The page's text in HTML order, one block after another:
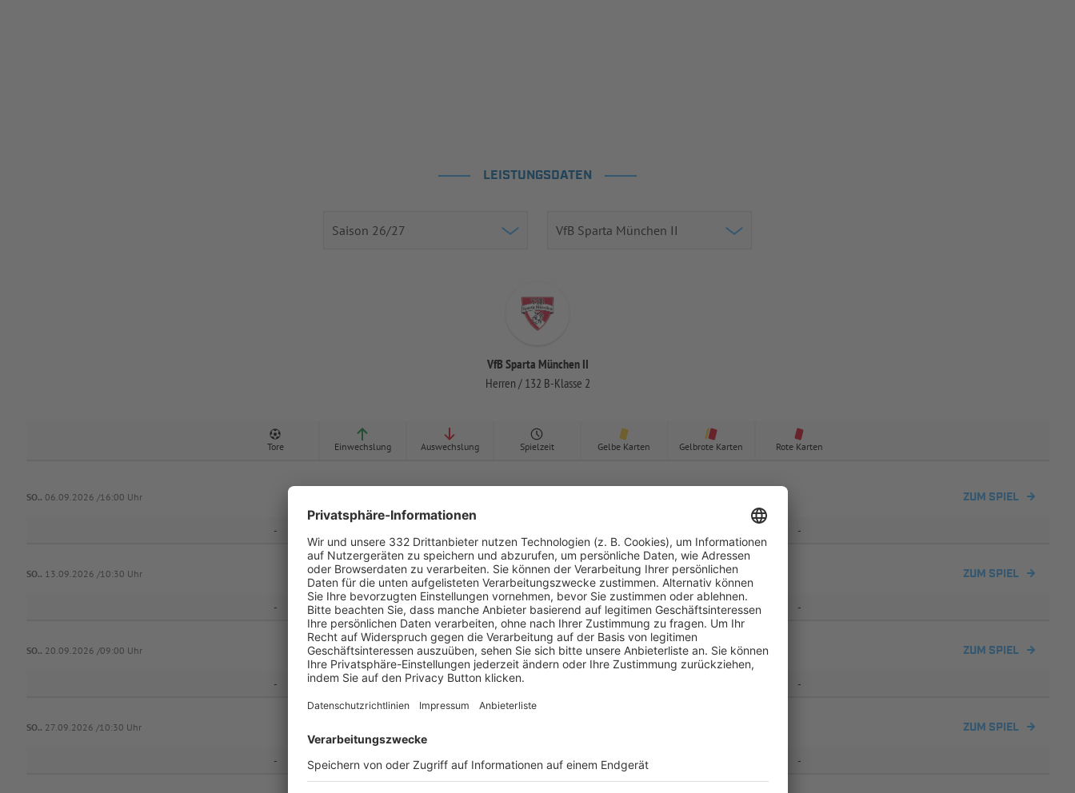
LEISTUNGSDATEN
VfB Sparta München II
Herren / 132 B-Klasse 2
Tore Einwechslung Auswechslung Spielzeit Gelbe Karten Gelbrote Karten Rote Karten
SO.. 06.09.2026 /16:00 Uhr ZUM SPIEL
- -
SO.. 13.09.2026 /10:30 Uhr VfB Sparta München II -:- SV Italia Mchn. II ZUM SPIEL
- - - - - - -
SO.. 20.09.2026 /09:00 Uhr FC Husaria München -:- VfB Sparta München II ZUM SPIEL
- - - -
SO.. 27.09.2026 /10:30 Uhr ZUM SPIEL
- - - - - -